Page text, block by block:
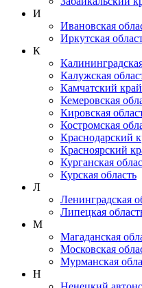
И
Ивановская
Иркутская
К
Калужская
Камчатский край
Кемеровская
Кировская
Костромская
Краснодарский
Красноярский
Курганская
Курская область
Л
Ленинградская
Липецкая
М
Магаданская
Московская
Мурманская
Н